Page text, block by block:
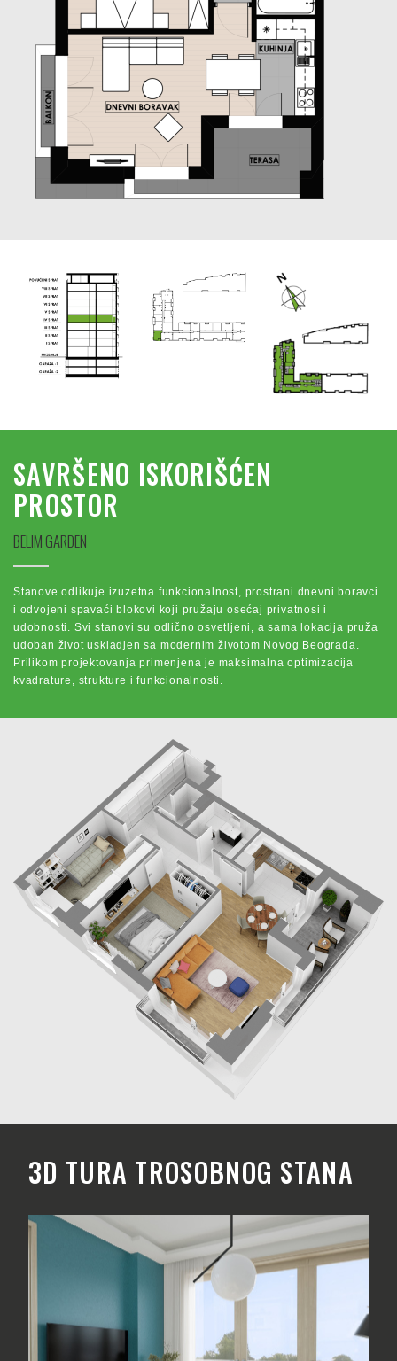
SAVRŠENO ISKORIŠĆEN
PROSTOR
BELIM GARDEN
Stanove odlikuje izuzetna funkcionalnost, prostrani dnevni boravci
i odvojeni spavaći blokovi koji pružaju osećaj privatnosi i
udobnosti. Svi stanovi su odlično osvetljeni, a sama lokacija pruža
udoban život uskladjen sa modernim životom Novog Beograda.
Prilikom projektovanja primenjena je maksimalna optimizacija
kvadrature, strukture i funkcionalnosti.
3D TURA TROSOBNOG STANA